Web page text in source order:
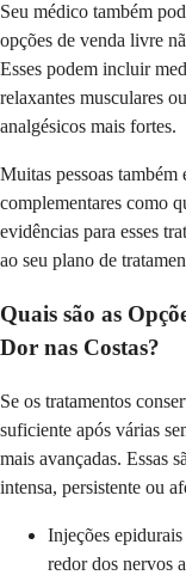
Seu médico também
opções de venda livre
Esses podem incluir
relaxantes musculares
analgésicos mais fortes.
Muitas pessoas
complementares como
evidências para esses
ao seu plano de
Quais são as
Dor nas Costas?
Se os tratamentos
suficiente após várias
mais avançadas. Essas
intensa, persistente ou
Injeções
redor dos nervos